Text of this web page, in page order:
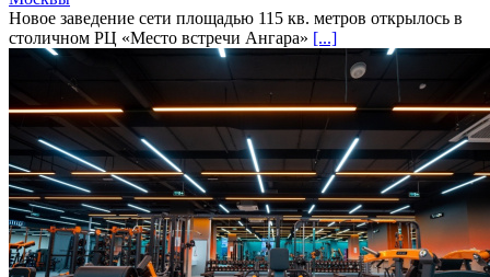
Новое заведение сети площадью 115 кв. метров открылось в
столичном РЦ «Место встречи Ангара» [...]